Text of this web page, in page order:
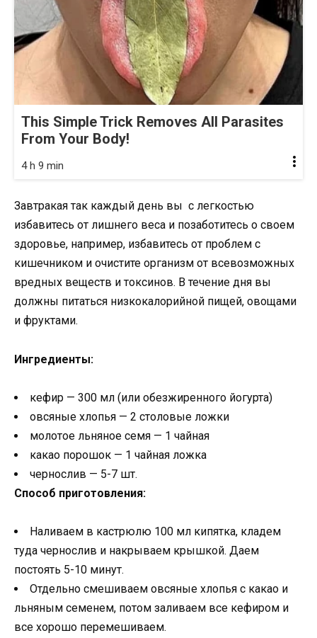
This Simple Trick Removes All Parasites
From Your Body!
4 h 9 min
Завтракая так каждый день вы с легкостью
избавитесь от лишнего веса и позаботитесь о своем
здоровье, например, избавитесь от проблем с
кишечником и очистите организм от всевозможных
вредных веществ и токсинов. В течение дня вы
должны питаться низкокалорийной пищей, овощами
и фруктами.
Ингредиенты:
кефир — 300 мл (или обезжиренного йогурта)
овсяные хлопья — 2 столовые ложки
молотое льняное семя — 1 чайная
какао порошок — 1 чайная ложка
чернослив — 5-7 шт.
Способ приготовления:
Наливаем в кастрюлю 100 мл кипятка, кладем
туда чернослив и накрываем крышкой. Даем
постоять 5-10 минут.
Отдельно смешиваем овсяные хлопья с какао и
льняным семенем, потом заливаем все кефиром и
все хорошо перемешиваем.